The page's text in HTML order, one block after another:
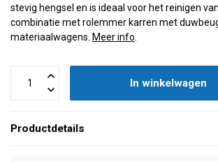
stevig hengsel en is ideaal voor het reinigen
combinatie met rolemmer karren met
materiaalwagens. Meer info
In winkelwagen
Productdetails